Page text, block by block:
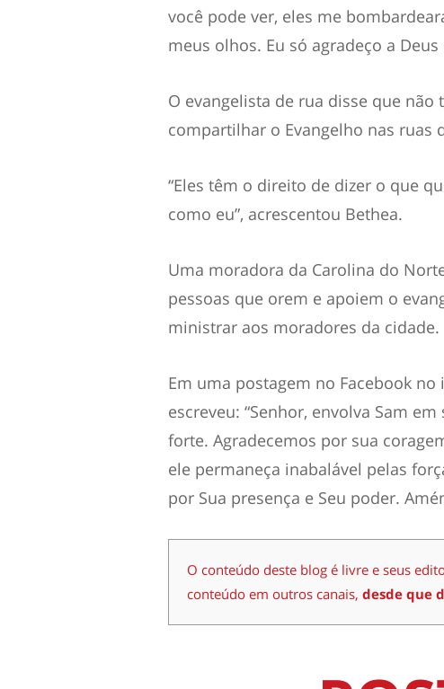
você pode ver, eles me
meus olhos. Eu só agradeço a
O evangelista de rua disse que
compartilhar o Evangelho nas ruas
“Eles têm o direito de dizer o que
como eu”, acrescentou Bethea.
Uma moradora da Carolina do
pessoas que orem e apoiem o
ministrar aos moradores da cidade.
Em uma postagem no Facebook
escreveu: “Senhor, envolva Sam
forte. Agradecemos por sua
ele permaneça inabalável pelas
por Sua presença e Seu poder.
O conteúdo deste blog é livre e seus
conteúdo em outros canais, desde que